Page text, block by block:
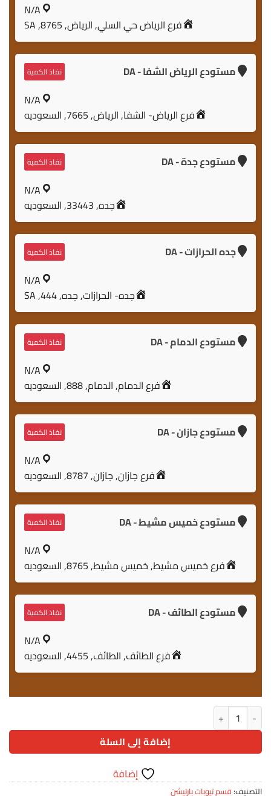
N/A
فرع الرياض حي السلي, الرياض, 8765, SA
مستودع الرياض الشفا - DA نفاذ الكمية
N/A
فرع الرياض- الشفا, الرياض, 7665, السعوديه
مستودع جدة - DA نفاذ الكمية
N/A
جده, 33443, السعوديه
جده الحرازات - DA نفاذ الكمية
N/A
جده- الحرازات, جده, 444, SA
مستودع الدمام - DA نفاذ الكمية
N/A
فرع الدمام, الدمام, 888, السعوديه
مستودع جازان - DA نفاذ الكمية
N/A
فرع جازان, جازان, 8787, السعوديه
مستودع خميس مشيط - DA نفاذ الكمية
N/A
فرع خميس مشيط, خميس مشيط, 8765, السعوديه
مستودع الطائف - DA نفاذ الكمية
N/A
فرع الطائف, الطائف, 4455, السعوديه
كمية F029 -تيوبات بارتيشن 10050
إضافة إلى السلة
إضافة
التصنيف:قسم تيوبات بارتيشن